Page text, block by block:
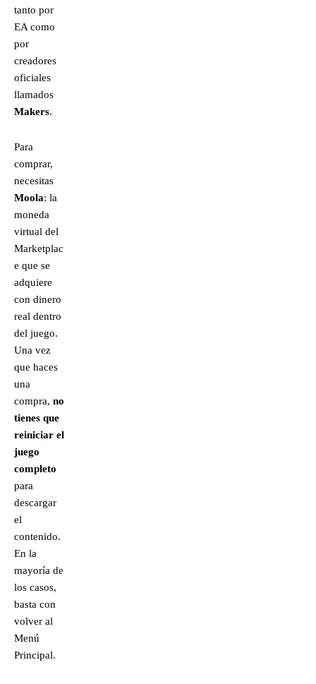
tanto por
EA como
por
creadores
oficiales
llamados
Makers.
Para
comprar,
necesitas
Moola: la
moneda
virtual del
Marketplac
e que se
adquiere
con dinero
real dentro
del juego.
Una vez
que haces
una
compra, no
tienes que
reiniciar el
juego
completo
para
descargar
el
contenido.
En la
mayoría de
los casos,
basta con
volver al
Menú
Principal.